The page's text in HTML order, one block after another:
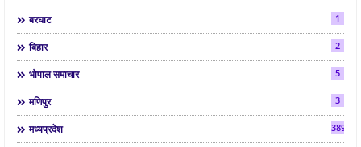
बरघाट 1
बिहार 2
भोपाल समाचार 5
मणिपुर 3
मध्यप्रदेश 3892